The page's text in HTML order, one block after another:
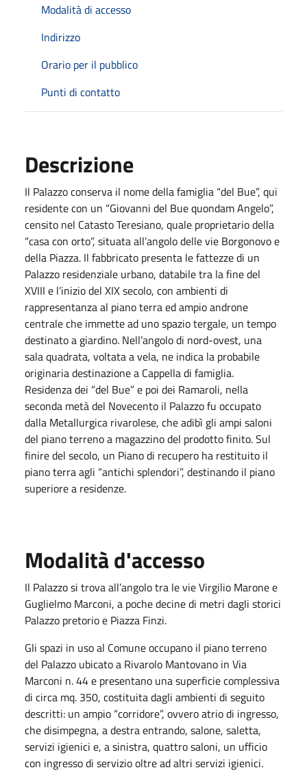
Modalità di accesso
Indirizzo
Orario per il pubblico
Punti di contatto
Descrizione
Il Palazzo conserva il nome della famiglia “del Bue”, qui
residente con un “Giovanni del Bue quondam Angelo”,
censito nel Catasto Teresiano, quale proprietario della
“casa con orto”, situata all’angolo delle vie Borgonovo e
della Piazza. Il fabbricato presenta le fattezze di un
Palazzo residenziale urbano, databile tra la fine del
XVIII e l’inizio del XIX secolo, con ambienti di
rappresentanza al piano terra ed ampio androne
centrale che immette ad uno spazio tergale, un tempo
destinato a giardino. Nell’angolo di nord-ovest, una
sala quadrata, voltata a vela, ne indica la probabile
originaria destinazione a Cappella di famiglia.
Residenza dei “del Bue” e poi dei Ramaroli, nella
seconda metà del Novecento il Palazzo fu occupato
dalla Metallurgica rivarolese, che adibì gli ampi saloni
del piano terreno a magazzino del prodotto finito. Sul
finire del secolo, un Piano di recupero ha restituito il
piano terra agli “antichi splendori”, destinando il piano
superiore a residenze.
Modalità d'accesso
Il Palazzo si trova all’angolo tra le vie Virgilio Marone e
Guglielmo Marconi, a poche decine di metri dagli storici
Palazzo pretorio e Piazza Finzi.
Gli spazi in uso al Comune occupano il piano terreno
del Palazzo ubicato a Rivarolo Mantovano in Via
Marconi n. 44 e presentano una superficie complessiva
di circa mq. 350, costituita dagli ambienti di seguito
descritti: un ampio “corridore”, ovvero atrio di ingresso,
che disimpegna, a destra entrando, salone, saletta,
servizi igienici e, a sinistra, quattro saloni, un ufficio
con ingresso di servizio oltre ad altri servizi igienici.